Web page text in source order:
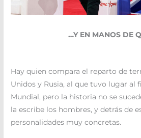
…Y EN MANOS DE
Hay quien compara el reparto de
Unidos y Rusia, al que tuvo lugar al
Mundial, pero la historia no se
la escribe los hombres, y detrás de
personalidades muy concretas.